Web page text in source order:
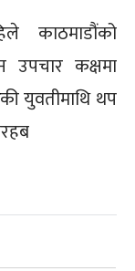
काठमाडौंको
कक्षमा
युवतीमाथि थप